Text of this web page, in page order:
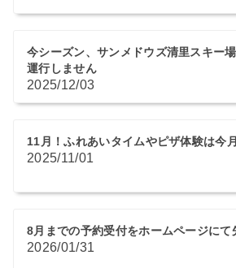
今シーズン、サンメドウズ清里スキー
運行しません
2025/12/03
11月！ふれあいタイムやピザ体験は今
2025/11/01
8月までの予約受付をホームページにて
2026/01/31